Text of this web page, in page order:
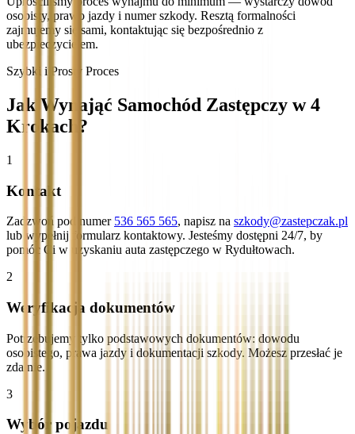
osobisty, prawo jazdy i numer szkody. Resztą formalności
zajmujemy się sami, kontaktując się bezpośrednio z
ubezpieczycielem.
Szybki i Prosty Proces
Jak Wynająć Samochód Zastępczy w 4
Krokach?
1
Kontakt
Zadzwoń pod numer 536 565 565, napisz na szkody@zastepczak.pl
lub wypełnij formularz kontaktowy. Jesteśmy dostępni 24/7, by
pomóc Ci w uzyskaniu auta zastępczego w Rydułtowach.
2
Weryfikacja dokumentów
Potrzebujemy tylko podstawowych dokumentów: dowodu
osobistego, prawa jazdy i dokumentacji szkody. Możesz przesłać je
zdalnie.
3
Wybór pojazdu